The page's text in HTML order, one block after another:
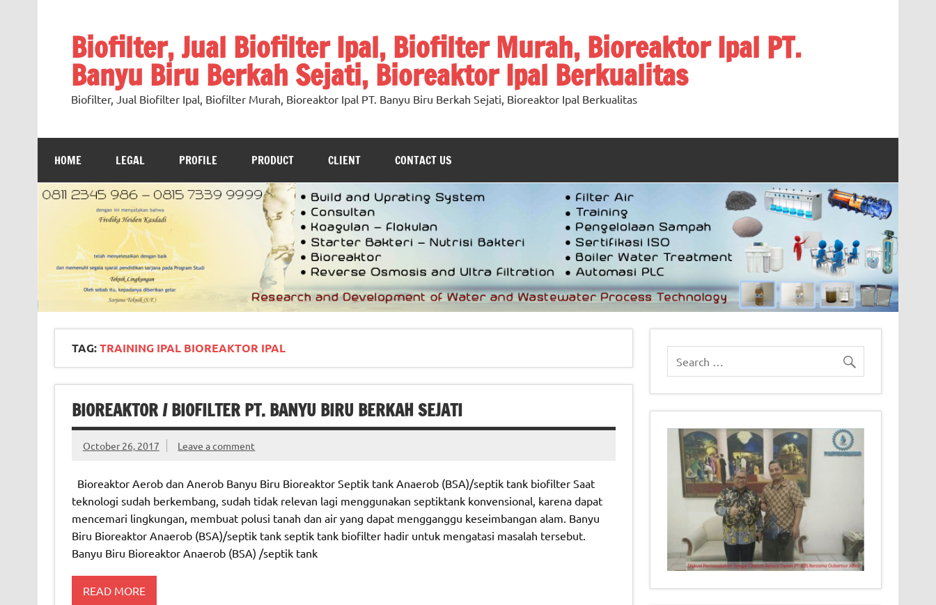
Biofilter, Jual Biofilter Ipal, Biofilter Murah, Bioreaktor Ipal PT.
Banyu Biru Berkah Sejati, Bioreaktor Ipal Berkualitas
Biofilter, Jual Biofilter Ipal, Biofilter Murah, Bioreaktor Ipal PT. Banyu Biru Berkah Sejati, Bioreaktor Ipal Berkualitas
HOME LEGAL PROFILE PRODUCT CLIENT CONTACT US
TAG:TRAINING IPAL BIOREAKTOR IPAL
BIOREAKTOR / BIOFILTER PT. BANYU BIRU BERKAH SEJATI
October 26, 2017 Leave a comment
Bioreaktor Aerob dan Anerob Banyu Biru Bioreaktor Septik tank Anaerob (BSA)/septik tank biofilter Saat
teknologi sudah berkembang, sudah tidak relevan lagi menggunakan septiktank konvensional, karena dapat
mencemari lingkungan, membuat polusi tanah dan air yang dapat mengganggu keseimbangan alam. Banyu
Biru Bioreaktor Anaerob (BSA)/septik tank septik tank biofilter hadir untuk mengatasi masalah tersebut.
Banyu Biru Bioreaktor Anaerob (BSA) /septik tank
READ MORE